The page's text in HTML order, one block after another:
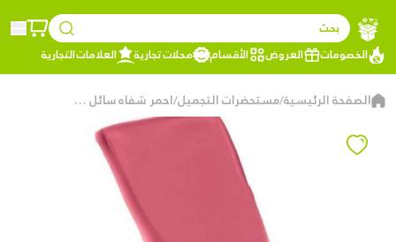
بحث
الخصومات
العروض الأقسام محلات تجارية العلامات التجارية
الصفحة الرئيسية/مستحضرات التجميل/ احمر شفاه سائل مايبلين سوبر ستاي مات اينك,175